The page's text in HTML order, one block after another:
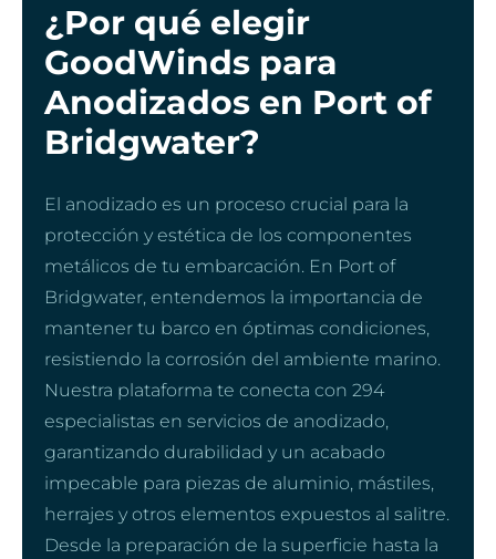
¿Por qué elegir
GoodWinds para
Anodizados en Port of
Bridgwater?
El anodizado es un proceso crucial para la
protección y estética de los componentes
metálicos de tu embarcación. En Port of
Bridgwater, entendemos la importancia de
mantener tu barco en óptimas condiciones,
resistiendo la corrosión del ambiente marino.
Nuestra plataforma te conecta con 294
especialistas en servicios de anodizado,
garantizando durabilidad y un acabado
impecable para piezas de aluminio, mástiles,
herrajes y otros elementos expuestos al salitre.
Desde la preparación de la superficie hasta la